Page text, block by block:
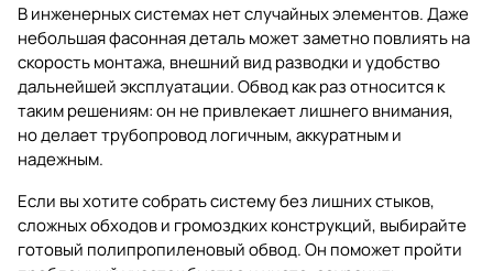
В инженерных системах нет случайных элементов. Даже
небольшая фасонная деталь может заметно повлиять на
скорость монтажа, внешний вид разводки и удобство
дальнейшей эксплуатации. Обвод как раз относится к
таким решениям: он не привлекает лишнего внимания,
но делает трубопровод логичным, аккуратным и
надежным.
Если вы хотите собрать систему без лишних стыков,
сложных обходов и громоздких конструкций, выбирайте
готовый полипропиленовый обвод. Он поможет пройти